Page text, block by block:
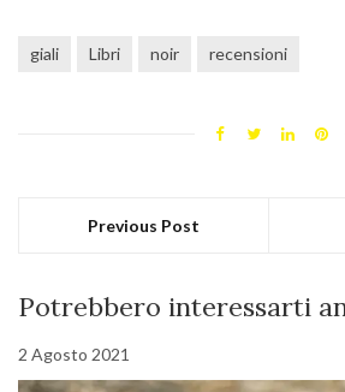
giali Libri noir recensioni
Previous Post
Potrebbero interessarti
2 Agosto 2021